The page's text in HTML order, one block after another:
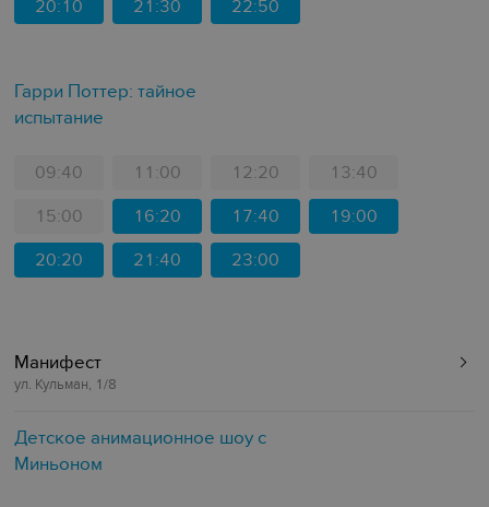
20:10
21:30 22:50
Гарри Поттер: тайное
испытание
09:40 11:00 12:20
13:40
15:00
16:20 17:40
19:00
20:20
21:40 23:00
Манифест
ул. Кульман, 1/8
Детское анимационное шоу с
Миньоном